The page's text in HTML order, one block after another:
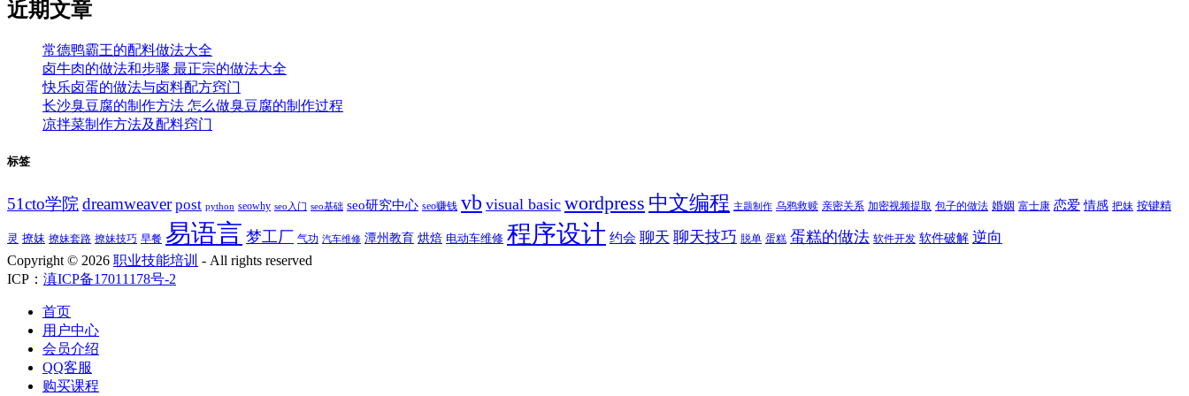
近期文章
常德鸭霸王的配料做法大全
卤牛肉的做法和步骤 最正宗的做法大全
快乐卤蛋的做法与卤料配方窍门
长沙臭豆腐的制作方法 怎么做臭豆腐的制作过程
凉拌菜制作方法及配料窍门
标签
51cto学院dreamweaver post python seowhy seo入门 seo基础 seo研究中心 seo赚钱 vb visual basic wordpress 中文编程 主题制作 乌鸦救赎 亲密关系 加密视频提取 包子的做法 婚姻 富士康 恋爱 情感 把妹 按键精
灵 撩妹 撩妹套路 撩妹技巧 早餐 易语言 梦工厂 气功 汽车维修 潭州教育 烘焙 电动车维修 程序设计 约会 聊天 聊天技巧 脱单 蛋糕 蛋糕的做法 软件开发 软件破解 逆向
Copyright © 2026 职业技能培训 - All rights reserved
ICP： 滇ICP备17011178号-2
首页
用户中心
会员介绍
QQ客服
购买课程